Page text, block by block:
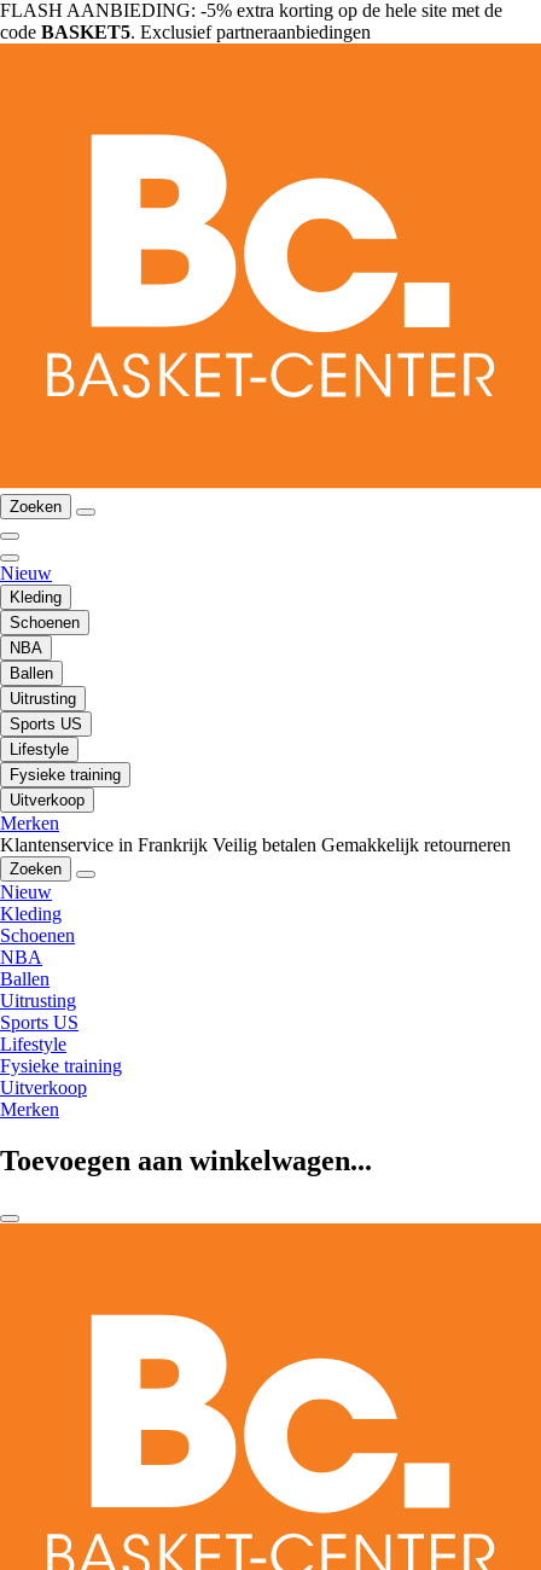
FLASH AANBIEDING: -5% extra korting op de hele site met de
code BASKET5. Exclusief partneraanbiedingen
Zoeken
Nieuw
Kleding
Schoenen
NBA
Ballen
Uitrusting
Sports US
Lifestyle
Fysieke training
Uitverkoop
Merken
Klantenservice in Frankrijk Veilig betalen Gemakkelijk retourneren
Zoeken
Nieuw
Kleding
Schoenen
NBA
Ballen
Uitrusting
Sports US
Lifestyle
Fysieke training
Uitverkoop
Merken
Toevoegen aan winkelwagen...